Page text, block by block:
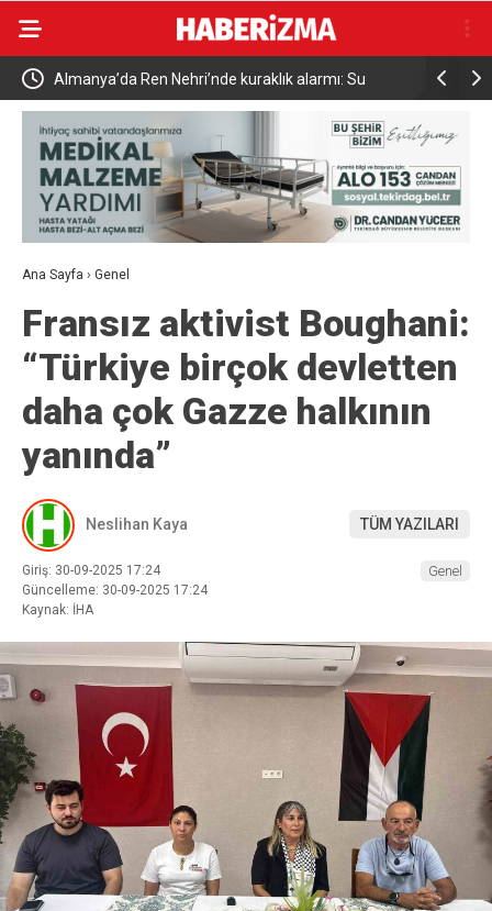
Almanya’da Ren Nehri’nde kuraklık alarmı: Su
seviyesinde tarihi düşüş yaşandı
Ana Sayfa › Genel
Fransız aktivist Boughani:
“Türkiye birçok devletten
daha çok Gazze halkının
yanında”
Neslihan Kaya TÜM YAZILARI
Giriş: 30-09-2025 17:24
Güncelleme: 30-09-2025 17:24
Kaynak: İHA
Genel